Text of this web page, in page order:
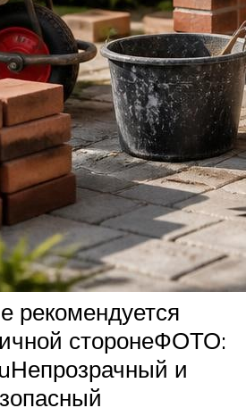
рекомендуется
сторонеФОТО:
Непрозрачный и